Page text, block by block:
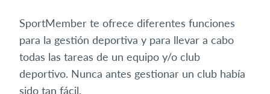
SportMember te ofrece diferentes funciones
para la gestión deportiva y para llevar a cabo
todas las tareas de un equipo y/o club
deportivo. Nunca antes gestionar un club había
sido tan fácil.